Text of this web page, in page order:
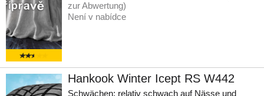
zur Abwertung)
Není v nabídce
Hankook Winter Icept RS W442
Schwächen: relativ schwach auf Nässe und